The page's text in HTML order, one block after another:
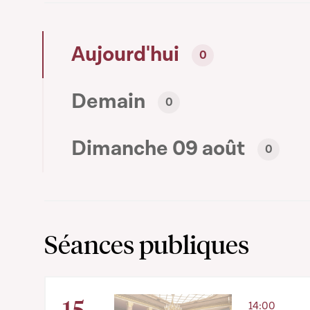
Aujourd'hui 0
Demain 0
Dimanche 09 août 0
Séances publiques
14:00